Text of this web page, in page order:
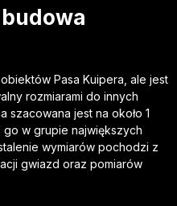
Pasa Kuipera, ale jest
rozmiarami do innych
szacowana jest na około 1
go w grupie największych
wymiarów pochodzi z
gwiazd oraz pomiarów